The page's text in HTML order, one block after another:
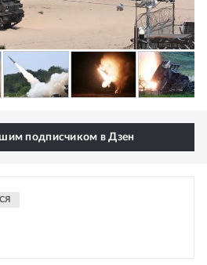
подписчиком в Дзен